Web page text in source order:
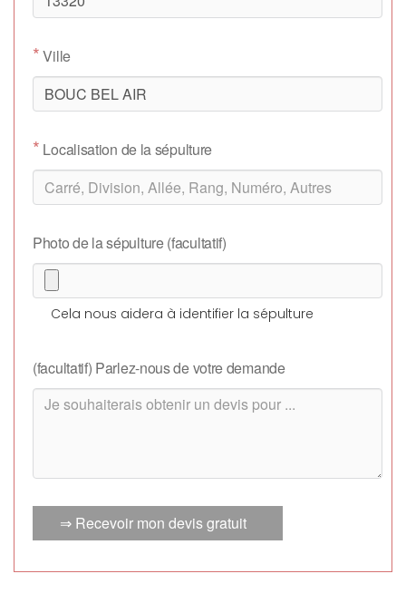
*Ville
* Localisation de la sépulture
Photo de la sépulture (facultatif)
Cela nous aidera à identifier la sépulture
(facultatif) Parlez-nous de votre demande
⇒ Recevoir mon devis gratuit